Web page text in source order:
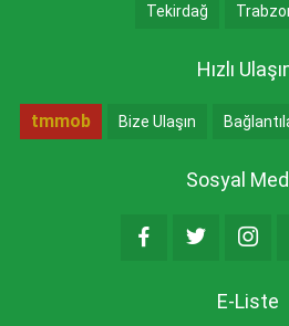
Tekirdağ
Hızlı
tmmob Bize Ulaşın
Sosyal
E-Liste